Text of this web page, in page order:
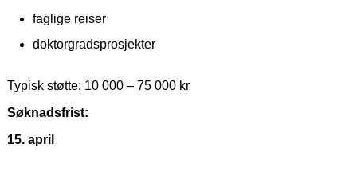
faglige reiser
doktorgradsprosjekter
Typisk støtte: 10 000 – 75 000 kr
Søknadsfrist:
15. april